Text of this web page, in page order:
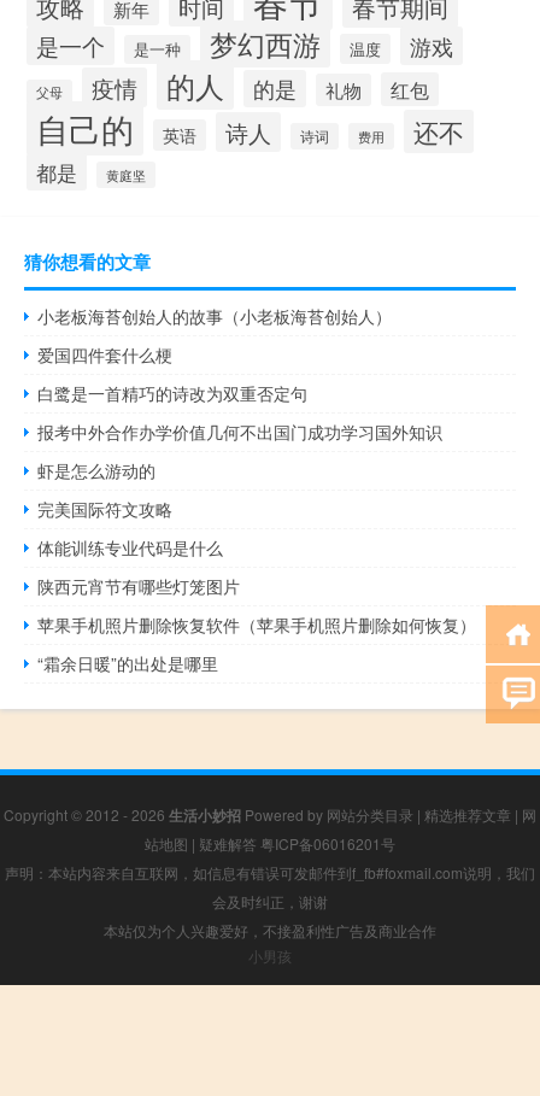
新年 时间 春节期间
是一个 是一种 梦幻西游 温度 游戏
父母 疫情 的人 的是 礼物 红包
自己的 英语 诗人 诗词 费用 还不
都是 黄庭坚
猜你想看的文章
小老板海苔创始人的故事（小老板海苔创始人）
爱国四件套什么梗
白鹭是一首精巧的诗改为双重否定句
报考中外合作办学价值几何不出国门成功学习国外知识
虾是怎么游动的
完美国际符文攻略
体能训练专业代码是什么
陕西元宵节有哪些灯笼图片
苹果手机照片删除恢复软件（苹果手机照片删除如何恢复）
“霜余日暖”的出处是哪里
Copyright © 2012 - 2026 生活小妙招 Powered by 网站分类目录 | 精选推荐文章 | 网
站地图 | 疑难解答 粤ICP备06016201号
声明：本站内容来自互联网，如信息有错误可发邮件到f_fb#foxmail.com说明，我们
会及时纠正，谢谢
本站仅为个人兴趣爱好，不接盈利性广告及商业合作
小男孩